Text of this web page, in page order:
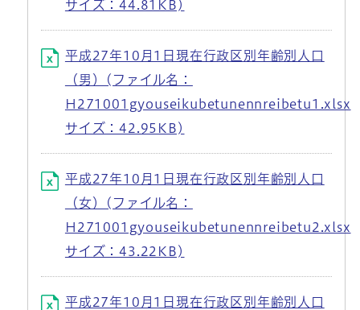
サイズ：44.81KB)
平成27年10月1日現在行政区別年齢別人口
（男）(ファイル名：
H271001gyouseikubetunennreibetu1.xlsx
サイズ：42.95KB)
平成27年10月1日現在行政区別年齢別人口
（女）(ファイル名：
H271001gyouseikubetunennreibetu2.xlsx
サイズ：43.22KB)
平成27年10月1日現在行政区別年齢別人口